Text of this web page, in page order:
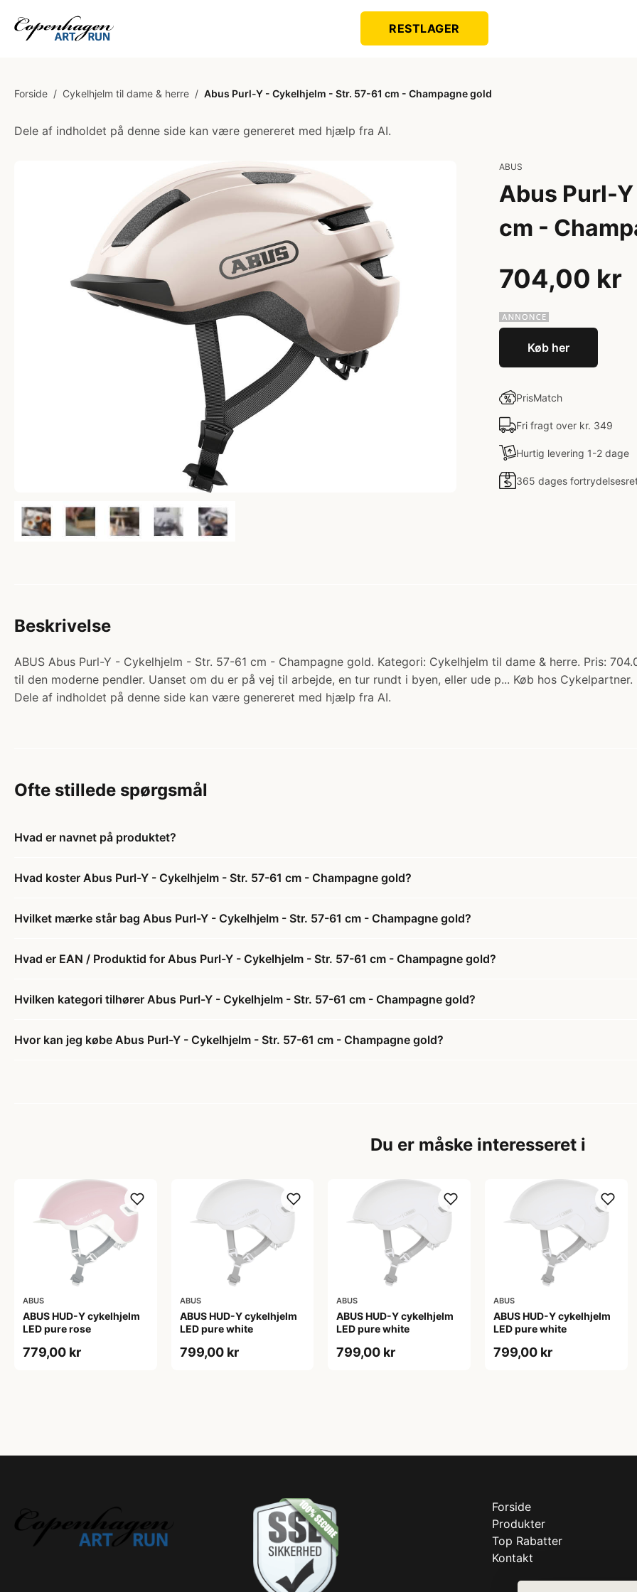
RESTLAGER
Forside / Cykelhjelm til dame & herre / Abus Purl-Y - Cykelhjelm - Str. 57-61 cm - Champagne gold
Dele af indholdet på denne side kan være genereret med hjælp fra AI.
ABUS
Abus Purl-
cm -
704,00 kr
Køb her
PrisMatch
Fri fragt over kr. 349
Hurtig levering 1-2 dage
365 dages
Beskrivelse
ABUS Abus Purl-Y - Cykelhjelm - Str. 57-61 cm - Champagne gold. Kategori: Cykelhjelm til dame & herre. Pris:
til den moderne pendler. Uanset om du er på vej til arbejde, en tur rundt i byen, eller ude p... Køb hos Cykelpartner.
Dele af indholdet på denne side kan være genereret med hjælp fra AI.
Ofte stillede spørgsmål
Hvad er navnet på produktet?
Hvad koster Abus Purl-Y - Cykelhjelm - Str. 57-61 cm - Champagne gold?
Hvilket mærke står bag Abus Purl-Y - Cykelhjelm - Str. 57-61 cm - Champagne gold?
Hvad er EAN / Produktid for Abus Purl-Y - Cykelhjelm - Str. 57-61 cm - Champagne gold?
Hvilken kategori tilhører Abus Purl-Y - Cykelhjelm - Str. 57-61 cm - Champagne gold?
Hvor kan jeg købe Abus Purl-Y - Cykelhjelm - Str. 57-61 cm - Champagne gold?
Du er måske interesseret i
ABUS
ABUS HUD-Y cykelhjelm
LED pure rose
779,00 kr
ABUS
ABUS HUD-Y cykelhjelm
LED pure white
799,00 kr
ABUS
ABUS HUD-Y cykelhjelm
LED pure white
799,00 kr
ABUS
ABUS HUD-Y cykelhjelm
LED pure white
799,00 kr
Forside
Produkter
Top Rabatter
Kontakt